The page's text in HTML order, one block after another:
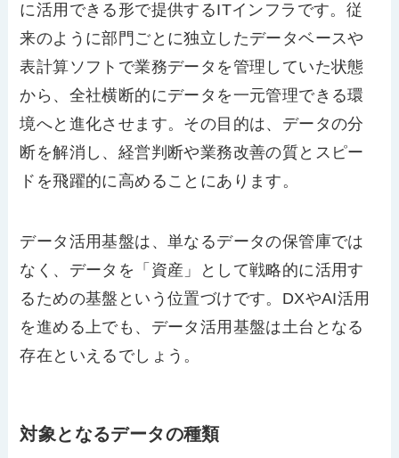
に活用できる形で提供するITインフラです。従
来のように部門ごとに独立したデータベースや
表計算ソフトで業務データを管理していた状態
から、全社横断的にデータを一元管理できる環
境へと進化させます。その目的は、データの分
断を解消し、経営判断や業務改善の質とスピー
ドを飛躍的に高めることにあります。
データ活用基盤は、単なるデータの保管庫では
なく、データを「資産」として戦略的に活用す
るための基盤という位置づけです。DXやAI活用
を進める上でも、データ活用基盤は土台となる
存在といえるでしょう。
対象となるデータの種類